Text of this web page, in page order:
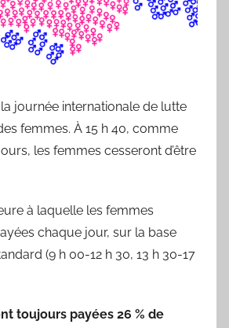
la journée internationale de lutte
femmes. À 15 h 40, comme
les femmes cesseront d’être
à laquelle les femmes
chaque jour, sur la base
(9 h 00-12 h 30, 13 h 30-17
toujours payées 26 % de